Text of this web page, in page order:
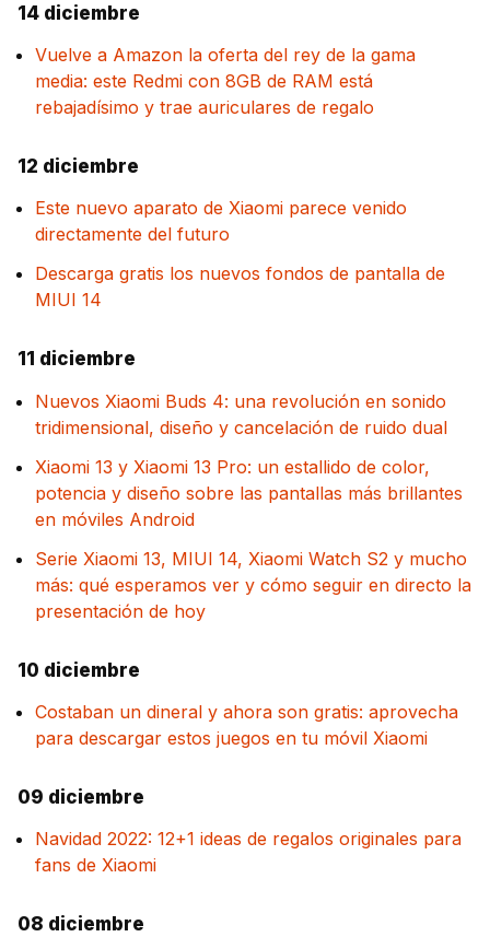
14 diciembre
Vuelve a Amazon la oferta del rey de la gama
media: este Redmi con 8GB de RAM está
rebajadísimo y trae auriculares de regalo
12 diciembre
Este nuevo aparato de Xiaomi parece venido
directamente del futuro
Descarga gratis los nuevos fondos de pantalla de
MIUI 14
11 diciembre
Nuevos Xiaomi Buds 4: una revolución en sonido
tridimensional, diseño y cancelación de ruido dual
Xiaomi 13 y Xiaomi 13 Pro: un estallido de color,
potencia y diseño sobre las pantallas más brillantes
en móviles Android
Serie Xiaomi 13, MIUI 14, Xiaomi Watch S2 y mucho
más: qué esperamos ver y cómo seguir en directo la
presentación de hoy
10 diciembre
Costaban un dineral y ahora son gratis: aprovecha
para descargar estos juegos en tu móvil Xiaomi
09 diciembre
Navidad 2022: 12+1 ideas de regalos originales para
fans de Xiaomi
08 diciembre